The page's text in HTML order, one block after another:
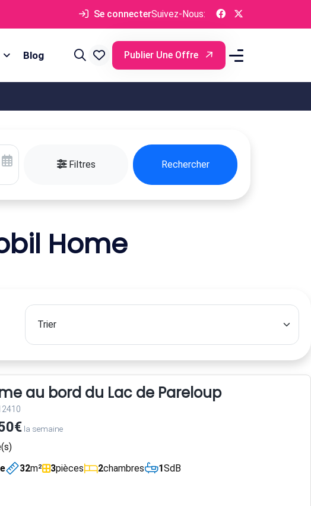
Se connecterSuivez-Nous:
Blog Publier Une Offre
Filtres Rechercher
Home
au bord du Lac de Pareloup
la semaine
32m² 3pièces 2chambres 1SdB